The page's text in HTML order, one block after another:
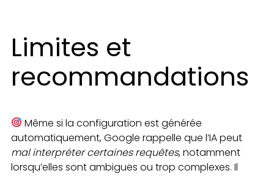
Limites et
recommandations
Même si la configuration est générée
automatiquement, Google rappelle que l’IA peut
mal interpréter certaines requêtes, notamment
lorsqu’elles sont ambiguës ou trop complexes. Il